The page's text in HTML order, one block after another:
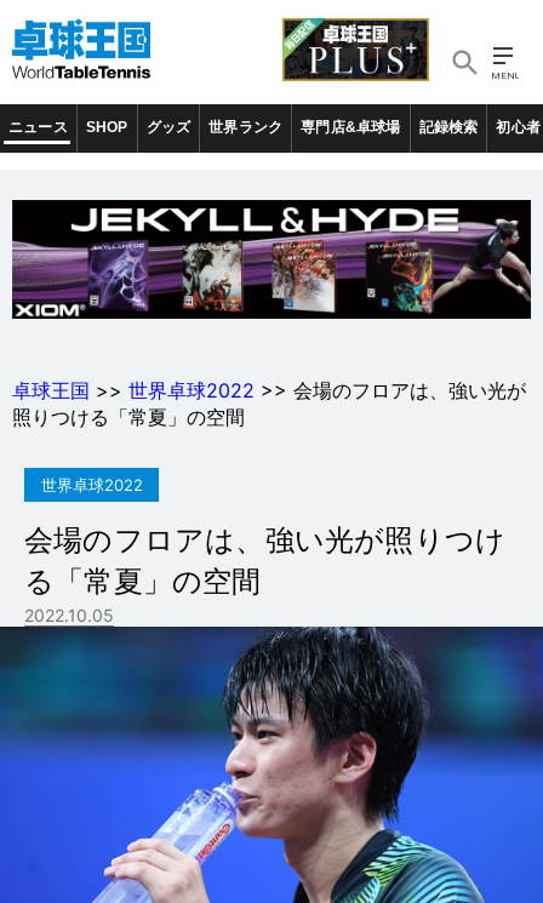
ニュース SHOP グッズ 世界ランク 専門店&卓球場 記録検索 初心者
卓球王国 >> 世界卓球2022 >> 会場のフロアは、強い光が
照りつける「常夏」の空間
世界卓球2022
会場のフロアは、強い光が照りつけ
る「常夏」の空間
2022.10.05